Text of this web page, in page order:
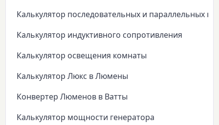
Калькулятор последовательных и параллельных
Калькулятор индуктивного сопротивления
Калькулятор освещения комнаты
Калькулятор Люкс в Люмены
Конвертер Люменов в Ватты
Калькулятор мощности генератора